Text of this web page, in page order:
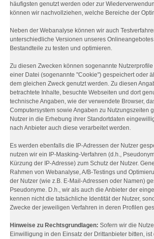
häufigsten genutzt werden oder zur
können wir nachvollziehen, welche Bereiche der
Neben der Webanalyse können wir auch
unterschiedliche Versionen unseres
Bestandteile zu testen und optimieren.
Zu diesen Zwecken können sogenannte
einer Datei (sogenannte "Cookie") gespeichert oder
dem gleichen Zweck genutzt werden. Zu diesen
betrachtete Inhalte, besuchte Webseiten und dort
technische Angaben, wie der verwendete Browser,
Computersystem sowie Angaben zu Nutzungszeiten
Nutzer in die Erhebung ihrer Standortdaten
nach Anbieter auch diese verarbeitet werden.
Es werden ebenfalls die IP-Adressen der Nutzer
nutzen wir ein IP-Masking-Verfahren (d.h.,
Kürzung der IP-Adresse) zum Schutz der Nutzer.
Rahmen von Webanalyse, A/B-Testings und
der Nutzer (wie z.B. E-Mail-Adressen oder Namen)
Pseudonyme. D.h., wir als auch die Anbieter der
kennen nicht die tatsächliche Identität der Nutzer,
Zwecke der jeweiligen Verfahren in deren Profilen
Hinweise zu Rechtsgrundlagen: Sofern wir die
Einwilligung in den Einsatz der Drittanbieter bitten,